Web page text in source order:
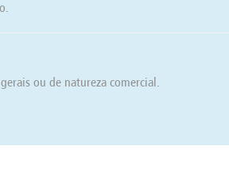
ou de natureza comercial.